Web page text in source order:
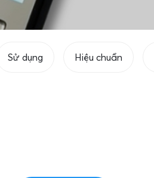
Sử dụng Hiệu chuẩn